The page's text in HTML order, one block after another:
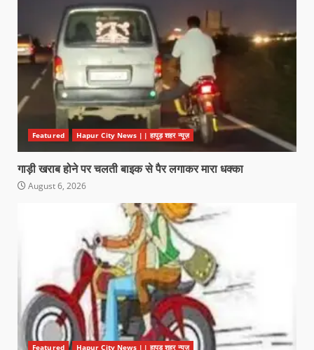
Featured Hapur City News || हापुड़ शहर न्यूज़
गाड़ी खराब होने पर चलती बाइक से पैर लगाकर मारा धक्का
August 6, 2026
Featured Hapur City News || हापुड़ शहर न्यूज़